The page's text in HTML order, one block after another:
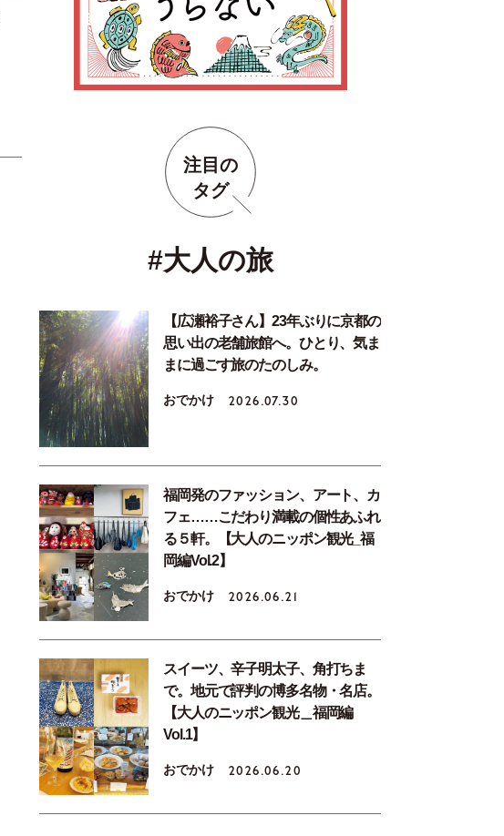
注目の
タグ
#大人の旅
【広瀬裕子さん】23年ぶりに京都の
思い出の老舗旅館へ。ひとり、気ま
まに過ごす旅のたのしみ。
おでかけ 2026.07.30
福岡発のファッション、アート、カ
フェ……こだわり満載の個性あふれ
る５軒。【大人のニッポン観光_福
岡編Vol.2】
おでかけ 2026.06.21
スイーツ、辛子明太子、角打ちま
で。地元で評判の博多名物・名店。
【大人のニッポン観光＿福岡編
Vol.1】
おでかけ 2026.06.20